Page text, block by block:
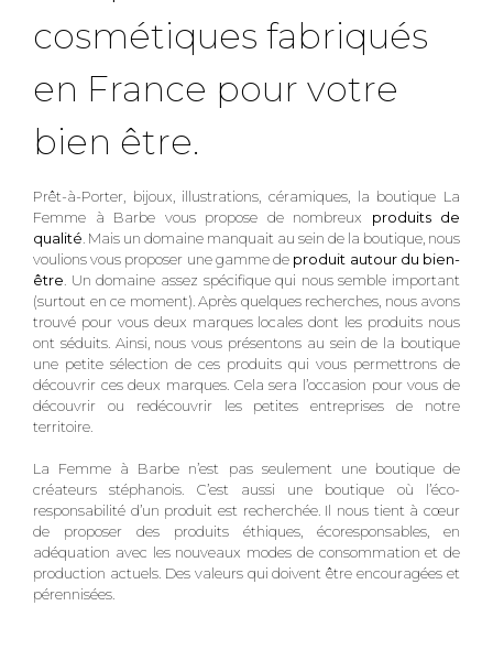
cosmétiques fabriqués
en France pour votre
bien être.
Prêt-à-Porter, bijoux, illustrations, céramiques, la boutique La
Femme à Barbe vous propose de nombreux produits de
qualité . Mais un domaine manquait au sein de la boutique, nous
voulions vous proposer une gamme de produit autour du bien-
être . Un domaine assez spécifique qui nous semble important
(surtout en ce moment). Après quelques recherches, nous avons
trouvé pour vous deux marques locales dont les produits nous
ont séduits. Ainsi, nous vous présentons au sein de la boutique
une petite sélection de ces produits qui vous permettrons de
découvrir ces deux marques. Cela sera l’occasion pour vous de
découvrir ou redécouvrir les petites entreprises de notre
territoire.
La Femme à Barbe n’est pas seulement une boutique de
créateurs stéphanois. C’est aussi une boutique où l’éco-
responsabilité d’un produit est recherchée. Il nous tient à cœur
de proposer des produits éthiques, écoresponsables, en
adéquation avec les nouveaux modes de consommation et de
production actuels. Des valeurs qui doivent être encouragées et
pérennisées.